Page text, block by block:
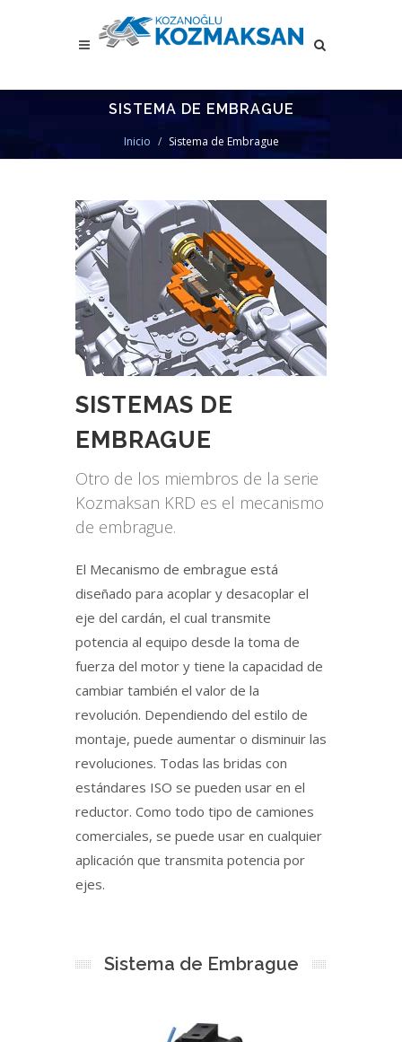
SISTEMA DE EMBRAGUE
Inicio Sistema de Embrague
SISTEMAS DE
EMBRAGUE
Otro de los miembros de la serie
Kozmaksan KRD es el mecanismo
de embrague.
El Mecanismo de embrague está
diseñado para acoplar y desacoplar el
eje del cardán, el cual transmite
potencia al equipo desde la toma de
fuerza del motor y tiene la capacidad de
cambiar también el valor de la
revolución. Dependiendo del estilo de
montaje, puede aumentar o disminuir las
revoluciones. Todas las bridas con
estándares ISO se pueden usar en el
reductor. Como todo tipo de camiones
comerciales, se puede usar en cualquier
aplicación que transmita potencia por
ejes.
Sistema de Embrague